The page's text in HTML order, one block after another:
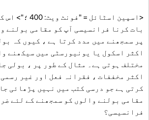
<اسپین اسٹائل
بات کرنا فرانسیسی آپ کو مقامی بولنے
پر سمجھنے میں مدد کرتا ہے ، کیوں کہ
اکثر اسکول یا یونیورسٹی میں سیکھنے
مختلف ہوتی ہے۔ مثال کے طور پر ، بولی
اکثر مخففات ، فقرانہ فعل اور غیر
کرتی ہے جو درسی کتب میں نہیں پڑھائی
مقامی بولنے والوں کو سمجھنے کے لئے
فرانسیسی؟